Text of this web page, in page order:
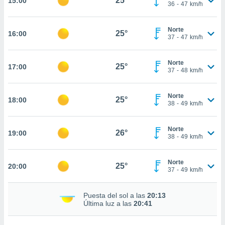
sean
se
ni para
web a
36 - 47 km/h
16:00 25°
Norte
37 - 47 km/h
17:00 25°
Norte
37 - 48 km/h
18:00 25°
Norte
38 - 49 km/h
19:00 26°
Norte
38 - 49 km/h
20:00 25°
Norte
37 - 49 km/h
Puesta del sol a las 20:13
Última luz a las 20:41